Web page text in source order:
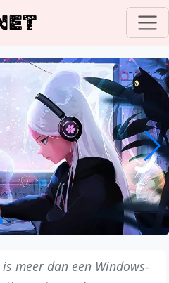
meer dan een Windows-